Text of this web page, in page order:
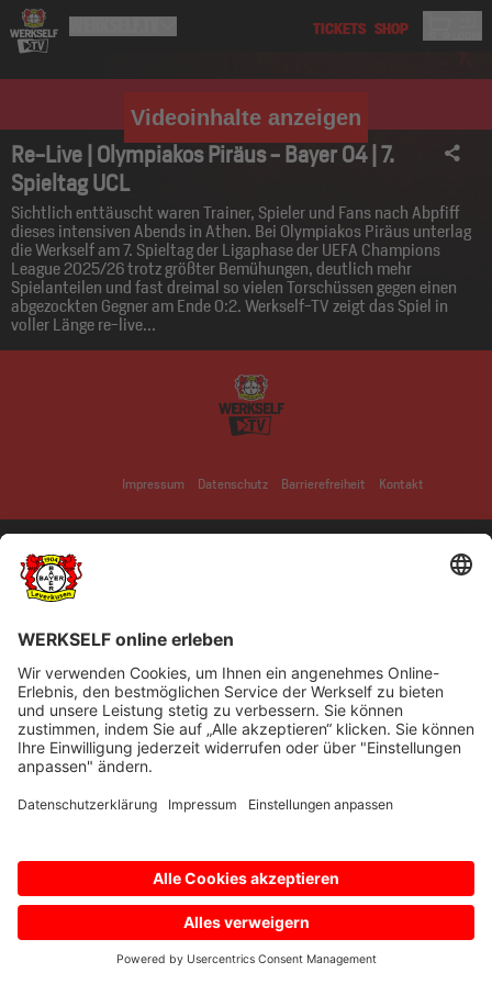
Videoinhalte anzeigen
Re-Live | Olympiakos Piräus - Bayer 04 | 7.
Spieltag UCL
Sichtlich enttäuscht waren Trainer, Spieler und Fans nach Abpfiff
dieses intensiven Abends in Athen. Bei Olympiakos Piräus unterlag
die Werkself am 7. Spieltag der Ligaphase der UEFA Champions
League 2025/26 trotz größter Bemühungen, deutlich mehr
Spielanteilen und fast dreimal so vielen Torschüssen gegen einen
abgezockten Gegner am Ende 0:2. Werkself-TV zeigt das Spiel in
voller Länge re-live...
Impressum Datenschutz Barrierefreiheit Kontakt